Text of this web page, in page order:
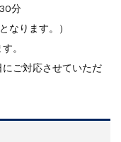
分
なります。）
。
ご対応させていただ